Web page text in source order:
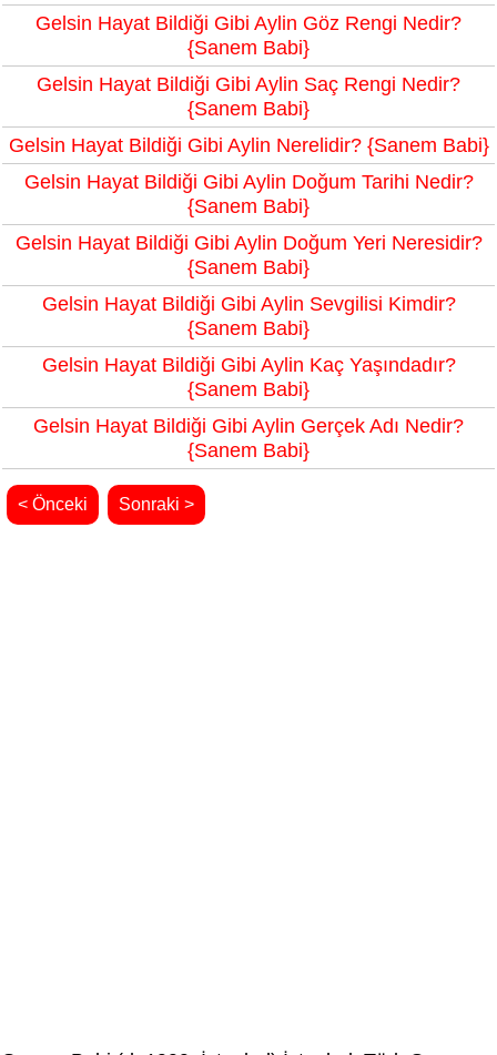
Gelsin Hayat Bildiği Gibi Aylin Göz Rengi Nedir?
{Sanem Babi}
Gelsin Hayat Bildiği Gibi Aylin Saç Rengi Nedir?
{Sanem Babi}
Gelsin Hayat Bildiği Gibi Aylin Nerelidir? {Sanem Babi}
Gelsin Hayat Bildiği Gibi Aylin Doğum Tarihi Nedir?
{Sanem Babi}
Gelsin Hayat Bildiği Gibi Aylin Doğum Yeri Neresidir?
{Sanem Babi}
Gelsin Hayat Bildiği Gibi Aylin Sevgilisi Kimdir?
{Sanem Babi}
Gelsin Hayat Bildiği Gibi Aylin Kaç Yaşındadır?
{Sanem Babi}
Gelsin Hayat Bildiği Gibi Aylin Gerçek Adı Nedir?
{Sanem Babi}
< Önceki Sonraki >